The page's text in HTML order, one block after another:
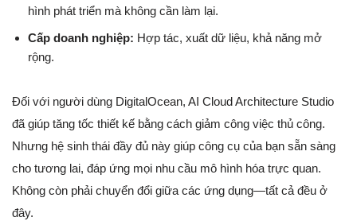
hình phát triển mà không cần làm lại.
Cấp doanh nghiệp: Hợp tác, xuất dữ liệu, khả năng mở
rộng.
Đối với người dùng DigitalOcean, AI Cloud Architecture Studio
đã giúp tăng tốc thiết kế bằng cách giảm công việc thủ công.
Nhưng hệ sinh thái đầy đủ này giúp công cụ của bạn sẵn sàng
cho tương lai, đáp ứng mọi nhu cầu mô hình hóa trực quan.
Không còn phải chuyển đổi giữa các ứng dụng—tất cả đều ở
đây.